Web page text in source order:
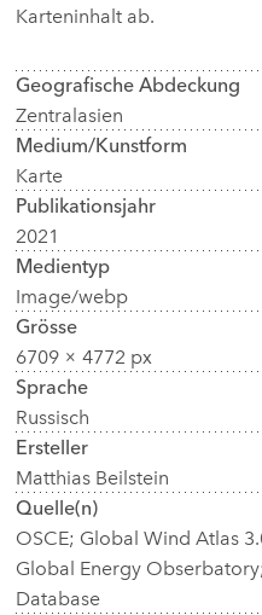
Karteninhalt ab.
Geografische Abdeckung
Zentralasien
Medium/Kunstform
Karte
Publikationsjahr
2021
Medientyp
Image/webp
Grösse
6709 × 4772 px
Sprache
Russisch
Ersteller
Matthias Beilstein
Quelle(n)
OSCE; Global Wind Atlas
Global Energy
Database